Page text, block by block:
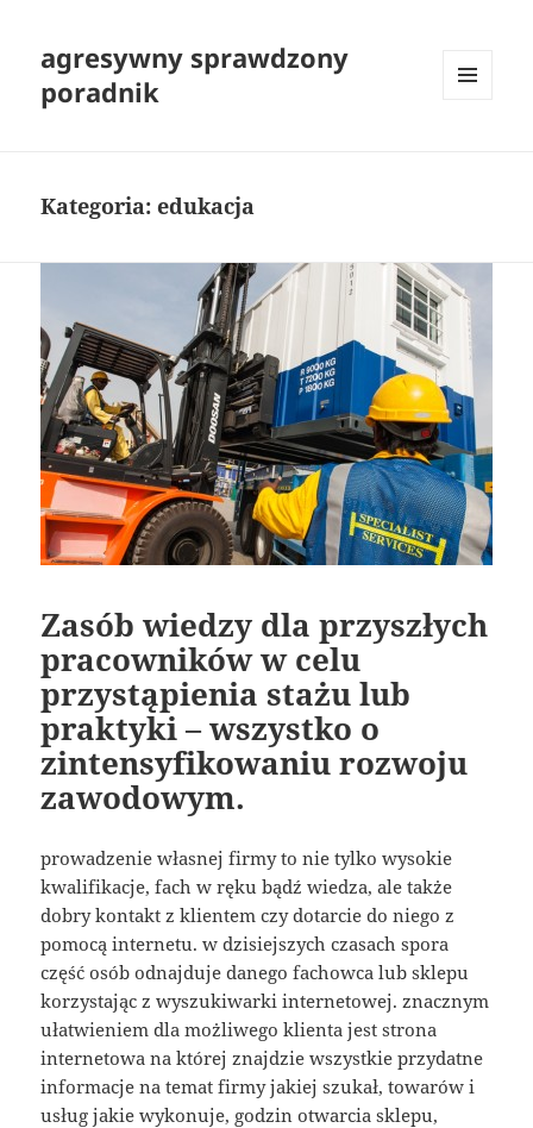
agresywny sprawdzony
poradnik
Kategoria:edukacja
Zasób wiedzy dla przyszłych
pracowników w celu
przystąpienia stażu lub
praktyki – wszystko o
zintensyfikowaniu rozwoju
zawodowym.
prowadzenie własnej firmy to nie tylko wysokie
kwalifikacje, fach w ręku bądź wiedza, ale także
dobry kontakt z klientem czy dotarcie do niego z
pomocą internetu. w dzisiejszych czasach spora
część osób odnajduje danego fachowca lub sklepu
korzystając z wyszukiwarki internetowej. znacznym
ułatwieniem dla możliwego klienta jest strona
internetowa na której znajdzie wszystkie przydatne
informacje na temat firmy jakiej szukał, towarów i
usług jakie wykonuje, godzin otwarcia sklepu,